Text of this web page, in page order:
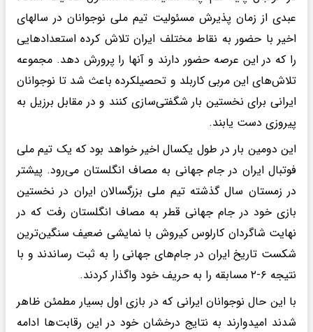
عبدی از زمان پذیرش مسئولیت تیم ملی نوجوانان در سالهای
اخیر با حضور به نقاط مختلف ایران تلاش کرده استعدادهایی
را که در این عرصه حضور دارند و آنها را پرورش دهد. مجموعه
تلاش‌های این مربی کاربلد و تحصیلکرده باعث شد تا نوجوانان
ایرانی برای نخستین بار شگفتی‌سازی کنند و در مقابل برزیل به
پیروزی دست یابند.
این دومین بار در طول یکسال اخیر خواهد بود که یک تیم ملی
فوتبال ایران در جام جهانی به مصاف انگلستان می‌رود. پیشتر
در زمستان سال گذشته تیم ملی بزرگسالان ایران در نخستین
بازی خود در جام جهانی قطر به مصاف انگلستان رفت که در
نهایت شاگردان کارلوس کیروش با نمایشی ضعیف سنگین‌ترین
شکست تاریخ ایران در جام‌‌های جهانی را به ثبت رساندند و با
نتیجه ۶-۲ مسابقه را به حریف خود واگذار کردند.
با این حال نوجوانان ایرانی که در بازی اول بسیار مطمئن ظاهر
شدند امیدوارند به نتایج درخشان خود در این رقابت‌ها ادامه